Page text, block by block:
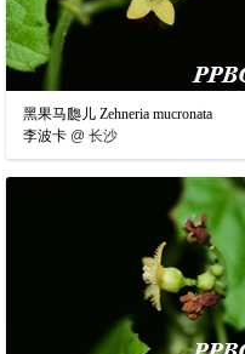
黑果马瓟儿 Zehneria mucronata
李波卡 @ 长沙